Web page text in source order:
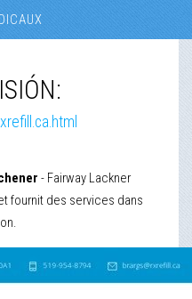
- Fairway Lackner
fournit des services dans